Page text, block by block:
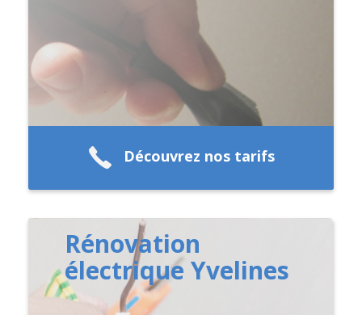
Découvrez nos tarifs
Rénovation
électrique Yvelines